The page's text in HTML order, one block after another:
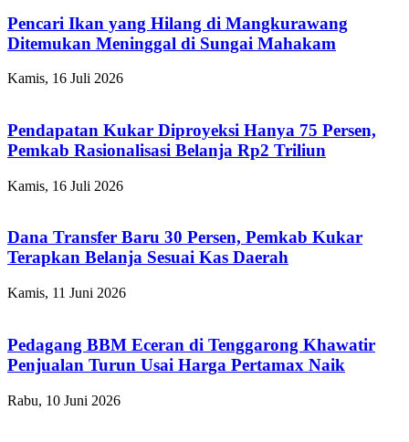
Pencari Ikan yang Hilang di Mangkurawang
Ditemukan Meninggal di Sungai Mahakam
Kamis, 16 Juli 2026
Pendapatan Kukar Diproyeksi Hanya 75 Persen,
Pemkab Rasionalisasi Belanja Rp2 Triliun
Kamis, 16 Juli 2026
Dana Transfer Baru 30 Persen, Pemkab Kukar
Terapkan Belanja Sesuai Kas Daerah
Kamis, 11 Juni 2026
Pedagang BBM Eceran di Tenggarong Khawatir
Penjualan Turun Usai Harga Pertamax Naik
Rabu, 10 Juni 2026